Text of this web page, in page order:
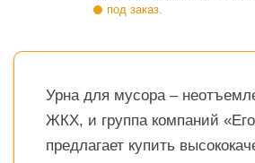
под заказ.
Урна для мусора –
ЖКХ, и группа компаний
предлагает купить